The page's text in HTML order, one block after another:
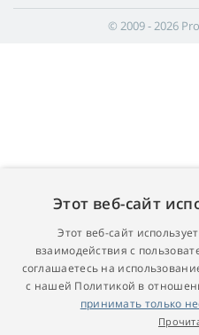
© 2009 - 2026
Этот веб-сайт
Этот веб-сайт
взаимодействия с
соглашаетесь на
с нашей Политикой в
принимать только